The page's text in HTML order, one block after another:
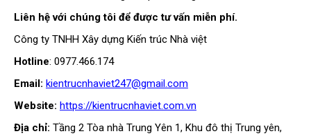
Liên hệ với chúng tôi để được tư vấn miễn phí.
Công ty TNHH Xây dựng Kiến trúc Nhà việt
Hotline: 0977.466.174
Email: kientrucnhaviet247@gmail.com
Website: https://kientrucnhaviet.com.vn
Địa chỉ: Tầng 2 Tòa nhà Trung Yên 1, Khu đô thị Trung yên,